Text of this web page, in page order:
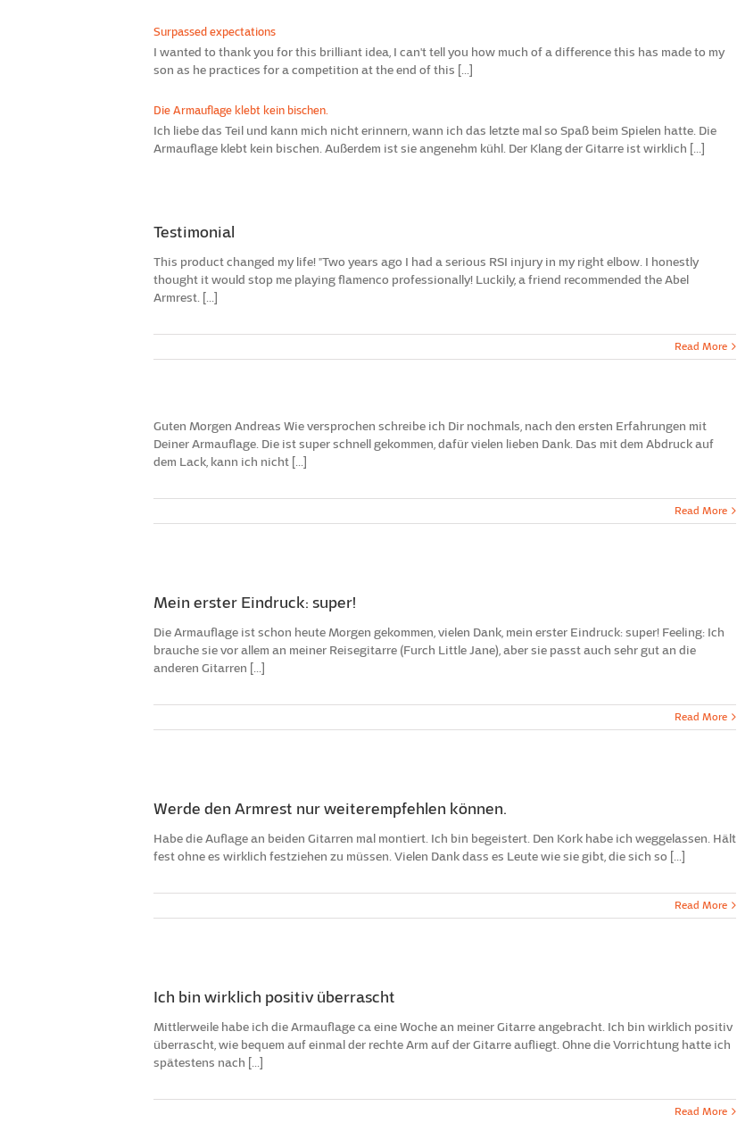
Surpassed expectations
I wanted to thank you for this brilliant idea, I can't tell you how much of a difference this has made to my
son as he practices for a competition at the end of this [...]
Die Armauflage klebt kein bischen.
Ich liebe das Teil und kann mich nicht erinnern, wann ich das letzte mal so Spaß beim Spielen hatte. Die
Armauflage klebt kein bischen. Außerdem ist sie angenehm kühl. Der Klang der Gitarre ist wirklich [...]
Testimonial
This product changed my life! "Two years ago I had a serious RSI injury in my right elbow. I honestly
thought it would stop me playing flamenco professionally! Luckily, a friend recommended the Abel
Armrest. [...]
Read More
Guten Morgen Andreas Wie versprochen schreibe ich Dir nochmals, nach den ersten Erfahrungen mit
Deiner Armauflage. Die ist super schnell gekommen, dafür vielen lieben Dank. Das mit dem Abdruck auf
dem Lack, kann ich nicht [...]
Read More
Mein erster Eindruck: super!
Die Armauflage ist schon heute Morgen gekommen, vielen Dank, mein erster Eindruck: super! Feeling: Ich
brauche sie vor allem an meiner Reisegitarre (Furch Little Jane), aber sie passt auch sehr gut an die
anderen Gitarren [...]
Read More
Werde den Armrest nur weiterempfehlen können.
Habe die Auflage an beiden Gitarren mal montiert. Ich bin begeistert. Den Kork habe ich weggelassen. Hält
fest ohne es wirklich festziehen zu müssen. Vielen Dank dass es Leute wie sie gibt, die sich so [...]
Read More
Ich bin wirklich positiv überrascht
Mittlerweile habe ich die Armauflage ca eine Woche an meiner Gitarre angebracht. Ich bin wirklich positiv
überrascht, wie bequem auf einmal der rechte Arm auf der Gitarre aufliegt. Ohne die Vorrichtung hatte ich
spätestens nach [...]
Read More